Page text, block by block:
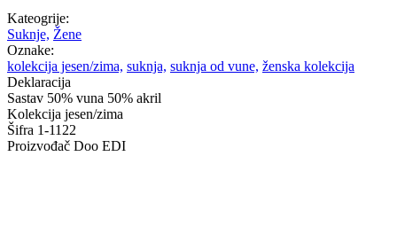
Kateogrije:
Suknje, Žene
Oznake:
kolekcija jesen/zima, suknja, suknja od vune, ženska kolekcija
Deklaracija
Sastav 50% vuna 50% akril
Kolekcija jesen/zima
Šifra 1-1122
Proizvođač Doo EDI